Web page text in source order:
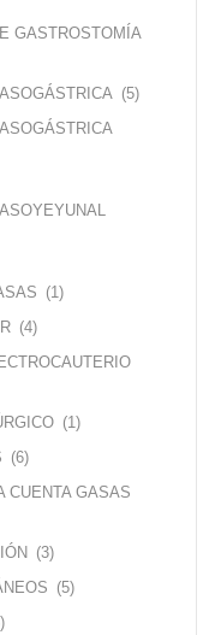
GASTROSTOMÍA
(5)
(1)
(4)
(1)
(6)
CUENTA GASAS
(3)
(5)